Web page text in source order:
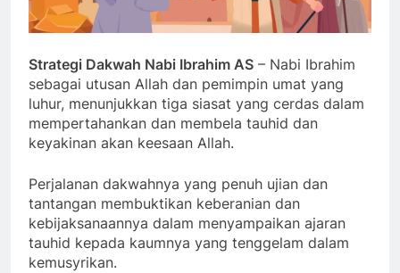
Strategi Dakwah Nabi Ibrahim AS – Nabi Ibrahim
sebagai utusan Allah dan pemimpin umat yang
luhur, menunjukkan tiga siasat yang cerdas dalam
mempertahankan dan membela tauhid dan
keyakinan akan keesaan Allah.
Perjalanan dakwahnya yang penuh ujian dan
tantangan membuktikan keberanian dan
kebijaksanaannya dalam menyampaikan ajaran
tauhid kepada kaumnya yang tenggelam dalam
kemusyrikan.